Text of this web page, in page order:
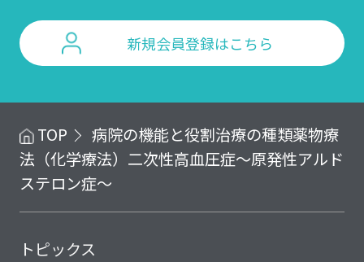
新規会員登録はこちら
TOP 病院の機能と役割治療の種類薬物療
法（化学療法） 二次性高血圧症～原発性アルド
ステロン症～
トピックス